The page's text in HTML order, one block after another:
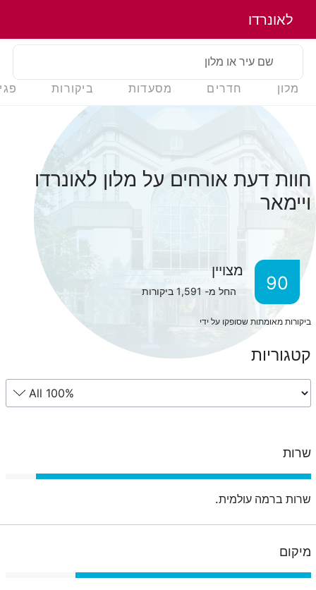
לאונרדו
שם עיר או מלון
מלון חדרים מסעדות ביקורות
חוות דעת אורחים על מלון לאונרדו
ויימאר
90
מצויין
החל מ- 1,591 ביקורות
ביקורות מאומתות שסופקו על ידי
קטגוריות
שרות
שרות ברמה עולמית.
מיקום